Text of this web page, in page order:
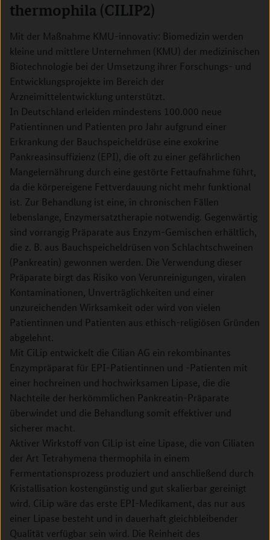
thermophila (CILIP2)
Mit der Maßnahme KMU-innovativ: Biomedizin werden
kleine und mittlere Unternehmen (KMU) der medizinischen
Biotechnologie bei der Umsetzung ihrer Forschungs- und
Entwicklungsprojekte im Bereich der
Arzneimittelentwicklung unterstützt.
In Deutschland erleiden mindestens 100.000 neue
Patientinnen und Patienten pro Jahr aufgrund einer
Erkrankung der Bauchspeicheldrüse eine exokrine
Pankreasinsuffizienz (EPI), die oft zu einer gefährlichen
Mangelernährung durch eine gestörte Fettaufnahme führt,
da die körpereigene Fettverdauung nicht mehr funktional
ist. Zur Behandlung ist eine, in chronischen Fällen
lebenslange, Enzymersatztherapie notwendig. Gegenwärtig
sind vorrangig Präparate aus Enzym-Gemischen erhältlich,
die z. B. aus Bauchspeicheldrüsen von Schlachtschweinen
(Pankreatin) gewonnen werden. Die Verwendung dieser
Präparate birgt das Risiko von Verunreinigungen, viralen
Kontaminationen, Unverträglichkeiten und einer
unzureichenden Wirksamkeit oder wird von vielen
Patientinnen und Patienten aus ethisch-religiösen Gründen
abgelehnt.
Mit CiLip entwickelt die Cilian AG ein rekombinantes
Enzympräparat für EPI-Patientinnen und -Patienten mit
einer hochreinen und hochwirksamen Lipase, die die
Nachteile der herkömmlichen Pankreatin-Präparate
überwindet und die Behandlung somit effektiver und
sicherer macht.
Aktiver Wirkstoff von CiLip ist eine Lipase, die von Ciliaten
der Art Tetrahymena thermophila in einem
Fermentationsprozess produziert und anschließend durch
Kristallisation kostengünstig und gut skalierbar gereinigt
wird. CiLip wäre das erste EPI-Medikament, das nur aus
einer Lipase besteht und in dauerhaft gleichbleibender
Qualität verfügbar sein wird. Die Reinheit des